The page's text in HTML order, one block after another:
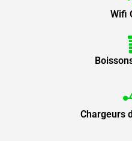
Wifi
Chargeurs